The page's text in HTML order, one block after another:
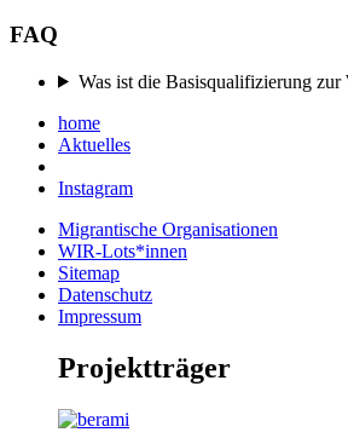
FAQ
Was ist die Basisqualifizierung
home
Aktuelles
Instagram
Migrantische Organisationen
WIR-Lots*innen
Sitemap
Datenschutz
Impressum
Projektträger